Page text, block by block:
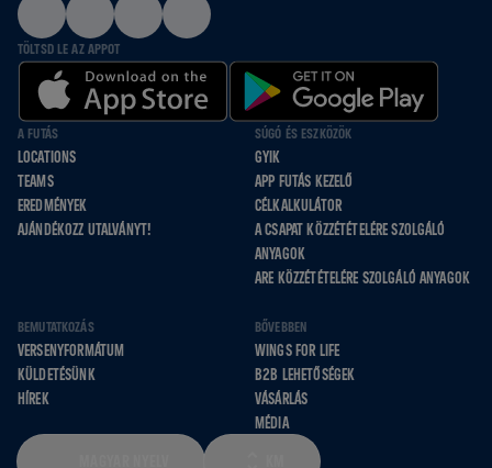
TÖLTSD LE AZ APPOT
A FUTÁS
LOCATIONS
TEAMS
EREDMÉNYEK
AJÁNDÉKOZZ UTALVÁNYT!
SÚGÓ ÉS ESZKÖZÖK
GYIK
APP FUTÁS KEZELŐ
CÉLKALKULÁTOR
A CSAPAT KÖZZÉTÉTELÉRE SZOLGÁLÓ
ANYAGOK
ARE KÖZZÉTÉTELÉRE SZOLGÁLÓ ANYAGOK
BEMUTATKOZÁS
VERSENYFORMÁTUM
KÜLDETÉSÜNK
HÍREK
BŐVEBBEN
WINGS FOR LIFE
B2B LEHETŐSÉGEK
VÁSÁRLÁS
MÉDIA